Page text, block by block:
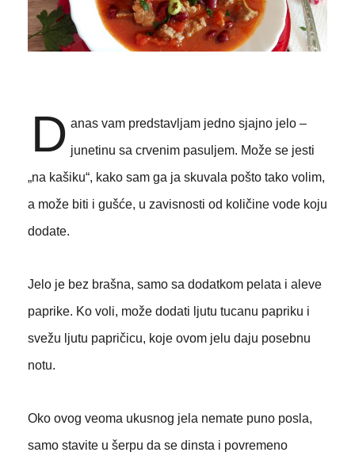
D anas vam predstavljam jedno sjajno jelo –
junetinu sa crvenim pasuljem. Može se jesti
„na kašiku“, kako sam ga ja skuvala pošto tako volim,
a može biti i gušće, u zavisnosti od količine vode koju
dodate.
Jelo je bez brašna, samo sa dodatkom pelata i aleve
paprike. Ko voli, može dodati ljutu tucanu papriku i
svežu ljutu papričicu, koje ovom jelu daju posebnu
notu.
Oko ovog veoma ukusnog jela nemate puno posla,
samo stavite u šerpu da se dinsta i povremeno